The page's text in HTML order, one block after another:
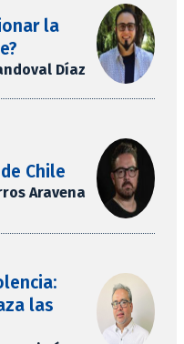
la
Díaz
Chile
Aravena
las